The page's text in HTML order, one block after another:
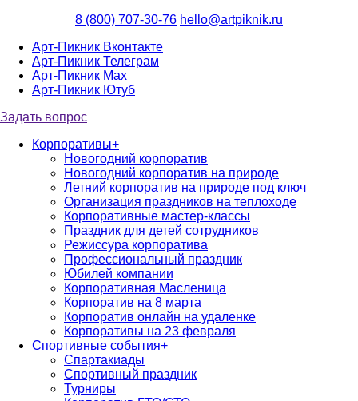
8 (800) 707-30-76 hello@artpiknik.ru
Арт-Пикник Вконтакте
Арт-Пикник Телеграм
Арт-Пикник Max
Арт-Пикник Ютуб
Задать вопрос
Корпоративы+
Новогодний корпоратив
Новогодний корпоратив на природе
Летний корпоратив на природе под ключ
Организация праздников на теплоходе
Корпоративные мастер-классы
Праздник для детей сотрудников
Режиссура корпоратива
Профессиональный праздник
Юбилей компании
Корпоративная Масленица
Корпоратив на 8 марта
Корпоратив онлайн на удаленке
Корпоративы на 23 февраля
Спортивные события+
Спартакиады
Спортивный праздник
Турниры